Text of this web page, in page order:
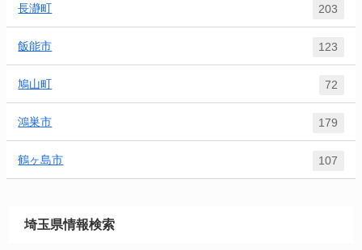
長瀞町 203
飯能市 123
鳩山町 72
鴻巣市 179
鶴ヶ島市 107
埼玉県情報検索